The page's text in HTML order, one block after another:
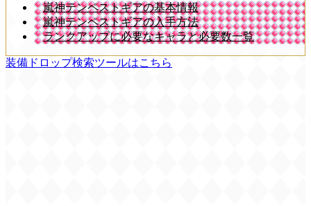
嵐神テンペストギアの基本情報
嵐神テンペストギアの入手方法
ランクアップに必要なキャラと必要数一覧
装備ドロップ検索ツールはこちら